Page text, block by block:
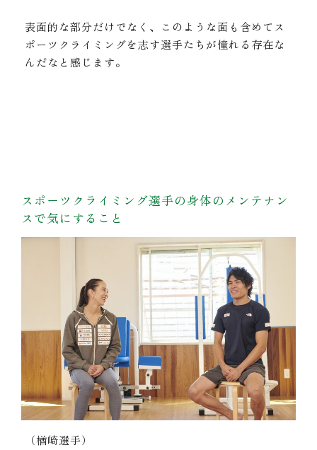
表面的な部分だけでなく、このような面も含めてス
ポーツクライミングを志す選手たちが憧れる存在な
んだなと感じます。
スポーツクライミング選手の身体のメンテナン
スで気にすること
（楢崎選手）